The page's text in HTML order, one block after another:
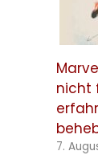
nicht
7.